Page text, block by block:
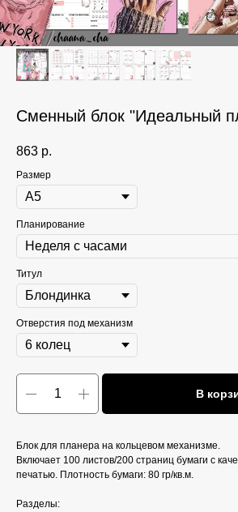
Сменный блок "Идеальный
863 р.
Размер
Планирование
Титул
Отверстия под механизм
В
Блок для планера на кольцевом механизме.
Включает 100 листов/200 страниц бумаги с
печатью. Плотность бумаги: 80 гр/кв.м.
Разделы: